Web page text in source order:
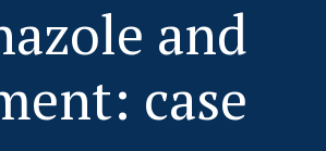
and
case